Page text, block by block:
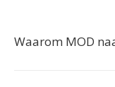
Waarom MOD